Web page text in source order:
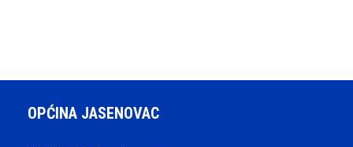
OPĆINA JASENOVAC